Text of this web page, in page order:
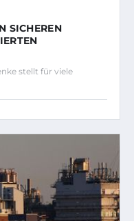
SICHEREN
stellt für viele